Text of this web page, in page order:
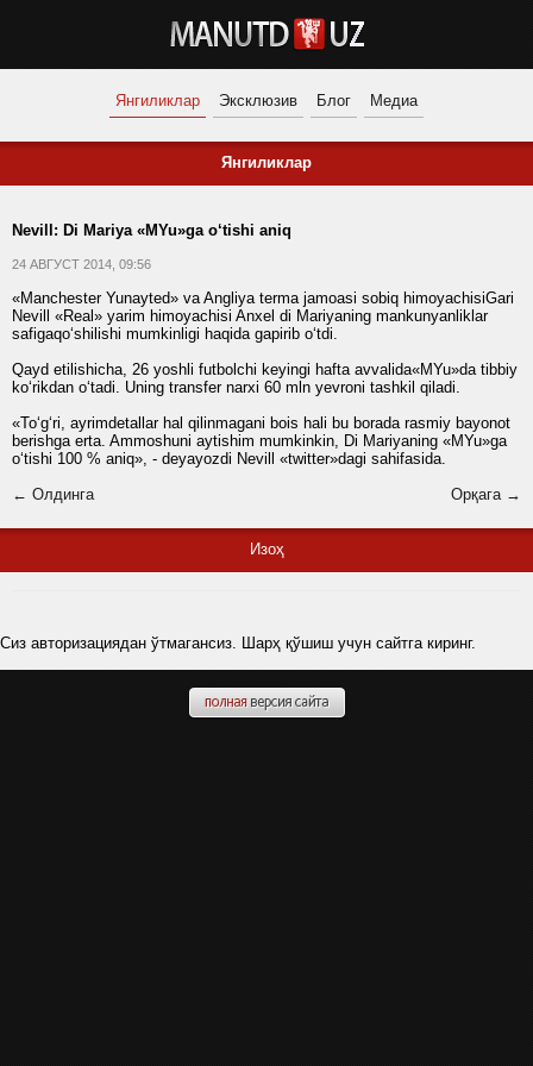
Янгиликлар Эксклюзив Блог Медиа
Янгиликлар
Nevill: Di Mariya «MYu»ga o‘tishi aniq
24 АВГУСТ 2014, 09:56
«Manchester Yunayted» va Angliya terma jamoasi sobiq himoyachisiGari
Nevill «Real» yarim himoyachisi Anxel di Mariyaning mankunyanliklar
safigaqo‘shilishi mumkinligi haqida gapirib o‘tdi.
Qayd etilishicha, 26 yoshli futbolchi keyingi hafta avvalida«MYu»da tibbiy
ko‘rikdan o‘tadi. Uning transfer narxi 60 mln yevroni tashkil qiladi.
«To‘g‘ri, ayrimdetallar hal qilinmagani bois hali bu borada rasmiy bayonot
berishga erta. Ammoshuni aytishim mumkinkin, Di Mariyaning «MYu»ga
o‘tishi 100 % aniq», - deyayozdi Nevill «twitter»dagi sahifasida.
← Олдинга
Орқага →
Изоҳ
Сиз авторизациядан ўтмагансиз. Шарҳ қўшиш учун сайтга киринг.